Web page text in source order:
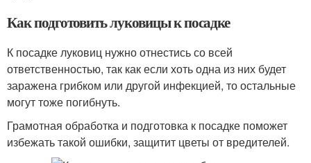
Как подготовить луковицы к посадке
К посадке луковиц нужно отнестись со всей
ответственностью, так как если хоть одна из них будет
заражена грибком или другой инфекцией, то остальные
могут тоже погибнуть.
Грамотная обработка и подготовка к посадке поможет
избежать такой ошибки, защитит цветы от вредителей.